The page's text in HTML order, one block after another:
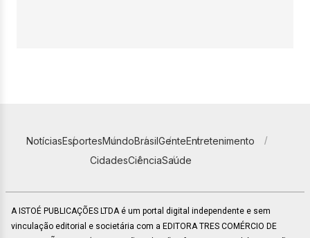
NotíciasEsportesMundoBrasilGenteEntretenimento
CidadesCiênciaSaúde
A ISTOÉ PUBLICAÇÕES LTDA é um portal digital independente e sem
vinculação editorial e societária com a EDITORA TRES COMÉRCIO DE